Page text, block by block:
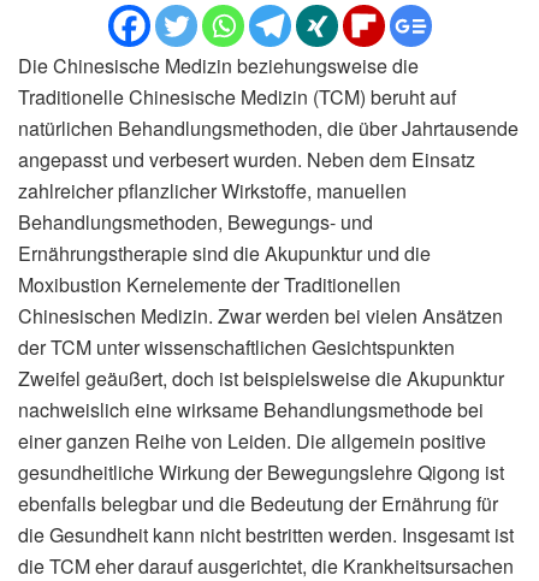
Die Chinesische Medizin beziehungsweise die
Traditionelle Chinesische Medizin (TCM) beruht auf
natürlichen Behandlungsmethoden, die über Jahrtausende
angepasst und verbesert wurden. Neben dem Einsatz
zahlreicher pflanzlicher Wirkstoffe, manuellen
Behandlungsmethoden, Bewegungs- und
Ernährungstherapie sind die Akupunktur und die
Moxibustion Kernelemente der Traditionellen
Chinesischen Medizin. Zwar werden bei vielen Ansätzen
der TCM unter wissenschaftlichen Gesichtspunkten
Zweifel geäußert, doch ist beispielsweise die Akupunktur
nachweislich eine wirksame Behandlungsmethode bei
einer ganzen Reihe von Leiden. Die allgemein positive
gesundheitliche Wirkung der Bewegungslehre Qigong ist
ebenfalls belegbar und die Bedeutung der Ernährung für
die Gesundheit kann nicht bestritten werden. Insgesamt ist
die TCM eher darauf ausgerichtet, die Krankheitsursachen